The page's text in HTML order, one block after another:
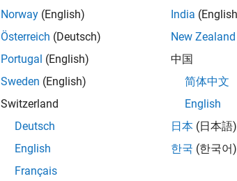
Norway (English)
Österreich (Deutsch)
Portugal (English)
Sweden (English)
Switzerland
Deutsch
English
Français
India
New Zealand
中国
简体中文
English
日本 (日本語)
한국 (한국어)